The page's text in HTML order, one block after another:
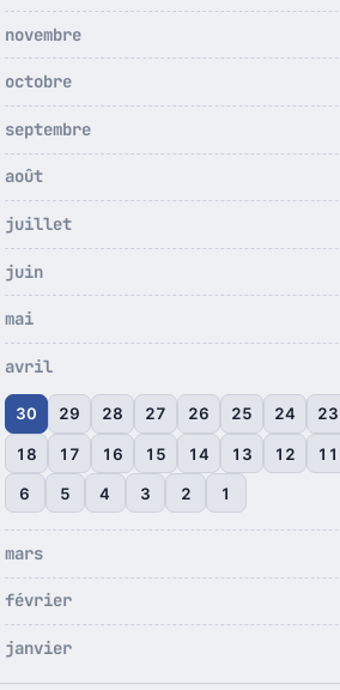
novembre
octobre
septembre
août
juillet
juin
mai
avril
30 29 28 27 26 25 24 23
18 17 16 15 14 13 12 11
6 5 4 3 2 1
mars
février
janvier